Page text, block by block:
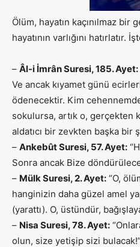
Ölüm, hayatın kaçınılmaz
hayatının varlığını hatırlatır.
– Âl-i İmrân Suresi, 185. Ayet:
Ve ancak kıyamet günü
ödenecektir. Kim
sokulursa, artık o, gerçekten
aldatıcı bir zevkten başka bir
– Ankebût Suresi, 57. Ayet:
Sonra ancak Bize
– Mülk Suresi, 2. Ayet: “O,
hanginizin daha güzel amel
(yarattı). O, üstündür,
– Nisa Suresi, 78. Ayet:
olun, size yetişip sizi